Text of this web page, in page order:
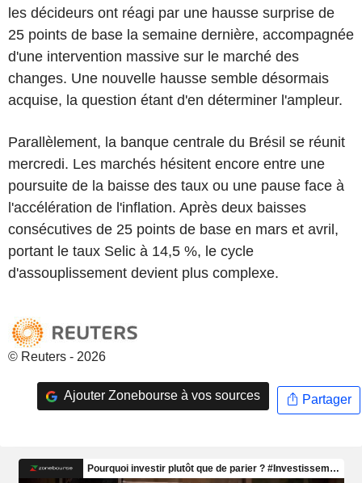
les décideurs ont réagi par une hausse surprise de
25 points de base la semaine dernière, accompagnée
d'une intervention massive sur le marché des
changes. Une nouvelle hausse semble désormais
acquise, la question étant d'en déterminer l'ampleur.
Parallèlement, la banque centrale du Brésil se réunit
mercredi. Les marchés hésitent encore entre une
poursuite de la baisse des taux ou une pause face à
l'accélération de l'inflation. Après deux baisses
consécutives de 25 points de base en mars et avril,
portant le taux Selic à 14,5 %, le cycle
d'assouplissement devient plus complexe.
© Reuters - 2026
Ajouter Zonebourse à vos sources Partager